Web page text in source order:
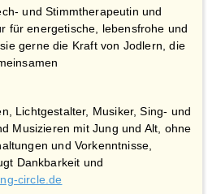
und Stimmtherapeutin und
für energetische, lebensfrohe und
gerne die Kraft von Jodlern, die
Lichtgestalter, Musiker, Sing- und
Musizieren mit Jung und Alt, ohne
und Vorkenntnisse,
Dankbarkeit und
circle.de